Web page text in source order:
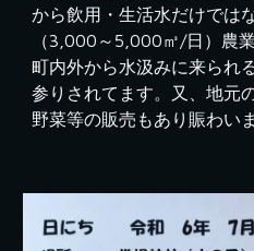
から飲用・生活水だけでは
（3,000～5,000㎥/日）農
町内外から水汲みに来られ
参りされてます。又、地元
野菜等の販売もあり賑わい